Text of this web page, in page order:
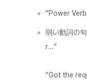
“Power
弱い動詞の
r…”
“Got the